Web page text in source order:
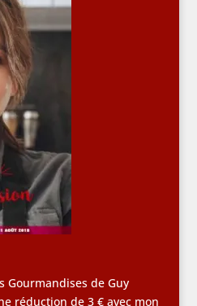
Gourmandises de Guy
réduction de 3 € avec mon